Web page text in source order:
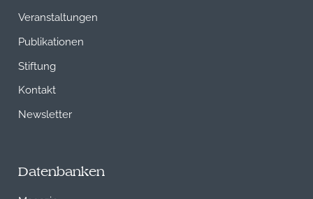
Veranstaltungen
Publikationen
Stiftung
Kontakt
Newsletter
Datenbanken